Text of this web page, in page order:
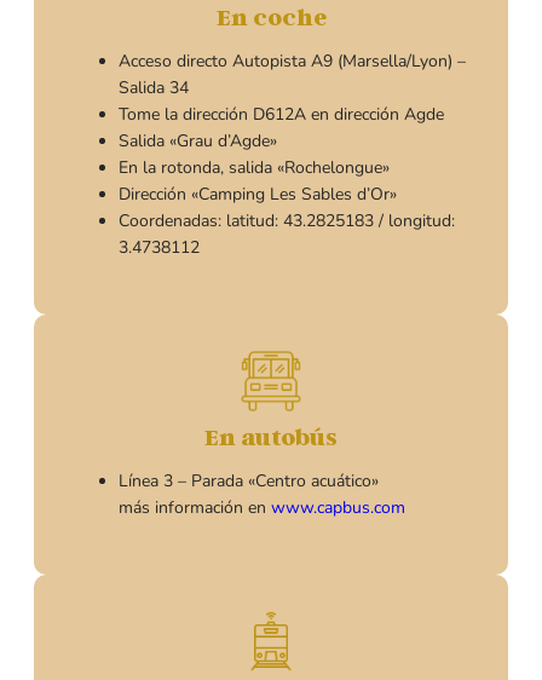
En coche
Acceso directo Autopista A9 (Marsella/Lyon) –
Salida 34
Tome la dirección D612A en dirección Agde
Salida «Grau d’Agde»
En la rotonda, salida «Rochelongue»
Dirección «Camping Les Sables d’Or»
Coordenadas: latitud: 43.2825183 / longitud:
3.4738112
En autobús
Línea 3 – Parada «Centro acuático»
más información en www.capbus.com